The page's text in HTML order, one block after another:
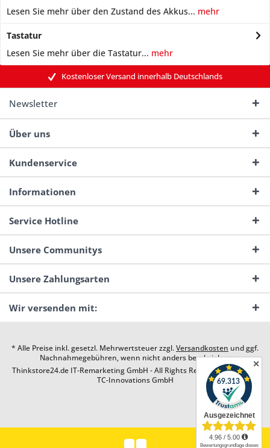
Lesen Sie mehr über den Zustand des Akkus... mehr
Tastatur
Lesen Sie mehr über die Tastatur... mehr
Kostenloser Versand innerhalb Deutschlands
Newsletter
Über uns
Kundenservice
Informationen
Service Hotline
Unsere Communitys
Unsere Zahlungsarten
Wir versenden mit:
* Alle Preise inkl. gesetzl. Mehrwertsteuer zzgl.Versandkosten und ggf.
Nachnahmegebühren, wenn nicht anders beschrieben
Thinkstore24.de IT-Remarketing GmbH - All Rights Reserved. Design by
TC-Innovations GmbH
✕